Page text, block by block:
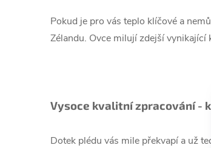
Pokud je pro vás teplo klíčové a
Zélandu. Ovce milují zdejší
Vysoce kvalitní zpracování -
Dotek plédu vás mile překvapí a už